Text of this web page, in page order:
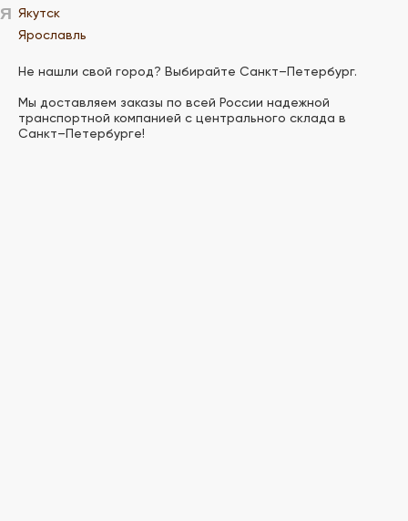
Я Якутск
Ярославль
Не нашли свой город? Выбирайте Санкт–Петербург.
Мы доставляем заказы по всей России надежной
транспортной компанией с центрального склада в
Санкт–Петербурге!